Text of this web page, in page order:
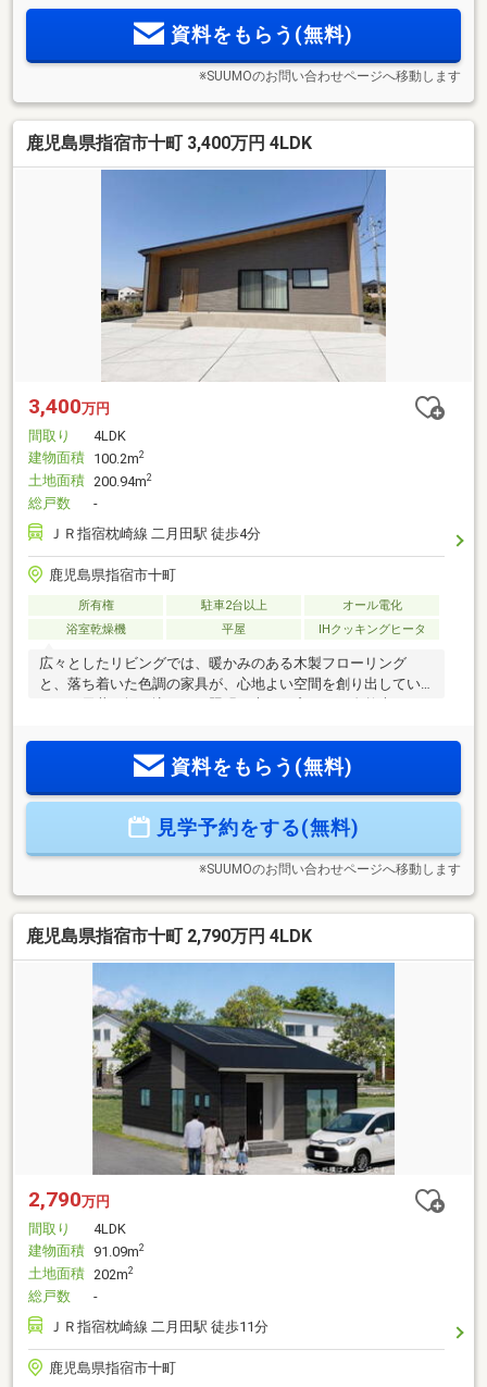
資料をもらう(無料)
※SUUMOのお問い合わせページへ移動します
鹿児島県指宿市十町 3,400万円 4LDK
3,400万円
間取り
4LDK
建物面積 100.2m2
土地面積 200.94m2
総戸数
-
ＪＲ指宿枕崎線 二月田駅 徒歩4分
鹿児島県指宿市十町
所有権 駐車2台以上
オール電化
浴室乾燥機
平屋 IHクッキングヒータ
広々としたリビングでは、暖かみのある木製フローリング
と、落ち着いた色調の家具が、心地よい空間を創り出してい
高騰し続ける電気代も太陽光パネルのおかげで安心です。
資料をもらう(無料)
見学予約をする(無料)
※SUUMOのお問い合わせページへ移動します
鹿児島県指宿市十町 2,790万円 4LDK
2,790万円
間取り
4LDK
建物面積 91.09m2
土地面積 202m2
総戸数
-
ＪＲ指宿枕崎線 二月田駅 徒歩11分
鹿児島県指宿市十町